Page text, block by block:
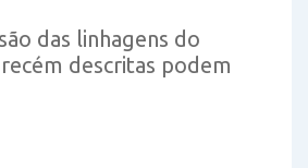
das linhagens do
descritas podem